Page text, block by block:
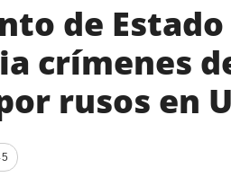
agencia
de
de Estado
crímenes
rusos en